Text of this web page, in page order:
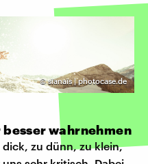
©sïanaïs | photocase.de
wahrnehmen
zu dünn, zu klein,